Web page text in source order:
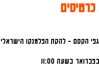
הקסם - להקת הפלמנקו
בשעה 11:00